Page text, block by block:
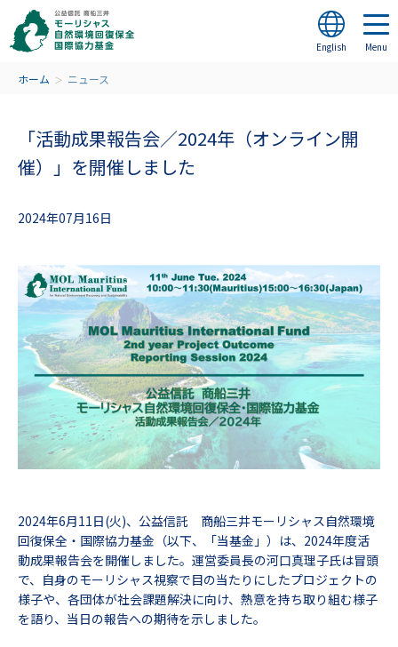
English
ホーム ＞ ニュース
「活動成果報告会／2024年（オンライン開
催）」を開催しました
2024年07月16日
2024年6月11日(火)、公益信託 商船三井モーリシャス自然環境
回復保全・国際協力基金（以下、「当基金」）は、2024年度活
動成果報告会を開催しました。運営委員長の河口真理子氏は冒頭
で、自身のモーリシャス視察で目の当たりにしたプロジェクトの
様子や、各団体が社会課題解決に向け、熱意を持ち取り組む様子
を語り、当日の報告への期待を示しました。